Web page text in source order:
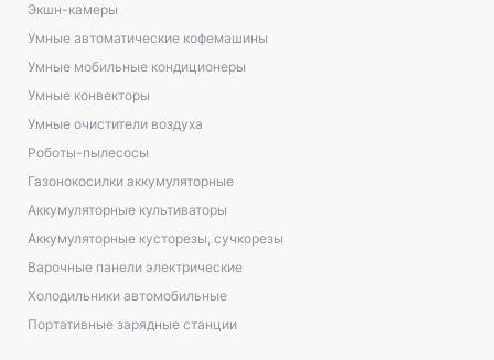
Экшн-камеры
Умные автоматические кофемашины
Умные мобильные кондиционеры
Умные конвекторы
Умные очистители воздуха
Роботы-пылесосы
Газонокосилки аккумуляторные
Аккумуляторные культиваторы
Аккумуляторные кусторезы, сучкорезы
Варочные панели электрические
Холодильники автомобильные
Портативные зарядные станции